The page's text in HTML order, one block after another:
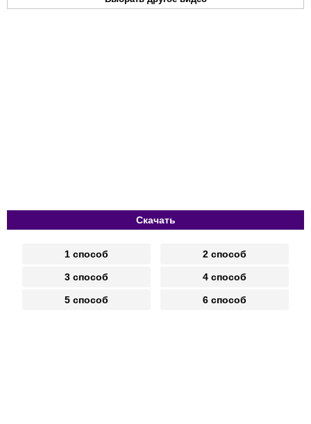
Скачать
1 способ 2 способ
3 способ 4 способ
5 способ 6 способ